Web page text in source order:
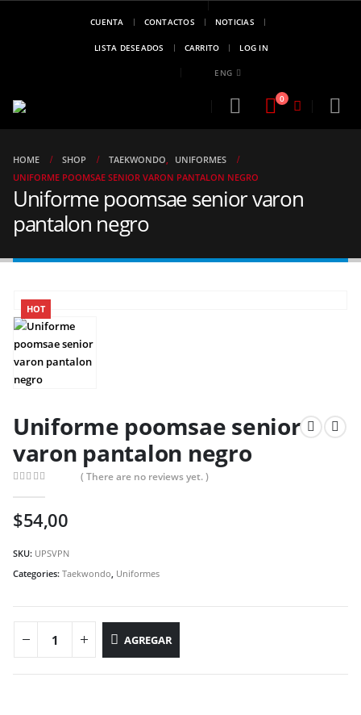
CUENTA CONTACTOS NOTICIAS
LISTA DESEADOS CARRITO LOG IN
ENG
0
HOME SHOP TAEKWONDO,
UNIFORMES
UNIFORME POOMSAE SENIOR VARON PANTALON NEGRO
Uniforme poomsae senior varon
pantalon negro
HOT
Uniforme poomsae senior
varon pantalon negro
( There are no reviews yet. )
$54,00
SKU: UPSVPN
Categories: Taekwondo, Uniformes
AGREGAR